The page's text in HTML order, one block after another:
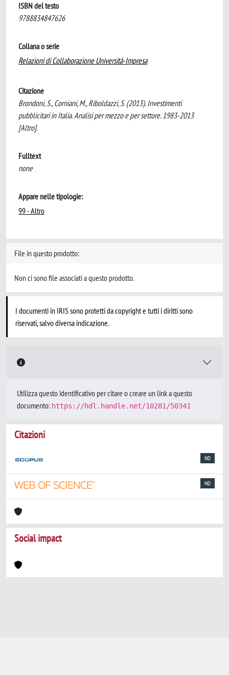
ISBN del testo
9788834847626
Collana o serie
Relazioni di Collaborazione Università-Impresa
Citazione
Brondoni, S., Corniani, M., Riboldazzi, S. (2013). Investimenti
pubblicitari in Italia. Analisi per mezzo e per settore. 1983-2013
[Altro].
Fulltext
none
Appare nelle tipologie:
99 - Altro
File in questo prodotto:
Non ci sono file associati a questo prodotto.
I documenti in IRIS sono protetti da copyright e tutti i diritti sono
riservati, salvo diversa indicazione.
Utilizza questo identificativo per citare o creare un link a questo
documento: https://hdl.handle.net/10281/50341
Citazioni
ND
ND
Social impact